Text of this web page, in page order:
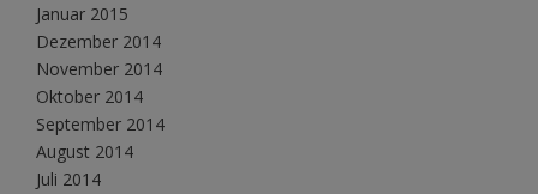
Januar 2015
Dezember 2014
November 2014
Oktober 2014
September 2014
August 2014
Juli 2014